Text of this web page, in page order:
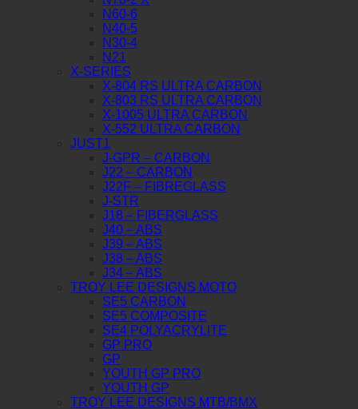
N60-6
N40-5
N30-4
N21
X-SERIES
X-804 RS ULTRA CARBON
X-803 RS ULTRA CARBON
X-1005 ULTRA CARBON
X-552 ULTRA CARBON
JUST1
J-GPR – CARBON
J22 – CARBON
J22F – FIBREGLASS
J-STR
J18 – FIBERGLASS
J40 – ABS
J39 – ABS
J38 – ABS
J34 – ABS
TROY LEE DESIGNS MOTO
SE5 CARBON
SE5 COMPOSITE
SE4 POLYACRYLITE
GP PRO
GP
YOUTH GP PRO
YOUTH GP
TROY LEE DESIGNS MTB/BMX